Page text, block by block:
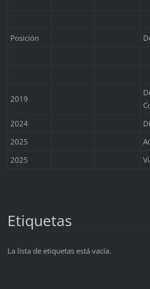
Posición
2019
2024
2025
2025
Etiquetas
La lista de etiquetas está vacía.